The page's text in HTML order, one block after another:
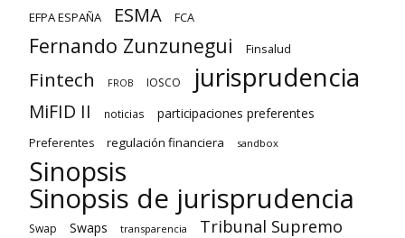
EFPA ESPAÑA ESMA FCA
Fernando Zunzunegui Finsalud
Fintech FROB IOSCO jurisprudencia
MiFID II noticias participaciones preferentes
Preferentes regulación financiera sandbox
Sinopsis
Sinopsis de jurisprudencia
Swap Swaps transparencia Tribunal Supremo